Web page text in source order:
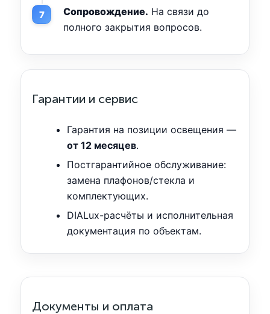
Сопровождение. На связи до
полного закрытия вопросов.
Гарантии и сервис
Гарантия на позиции освещения —
от 12 месяцев.
Постгарантийное обслуживание:
замена плафонов/стекла и
комплектующих.
DIALux-расчёты и исполнительная
документация по объектам.
Документы и оплата